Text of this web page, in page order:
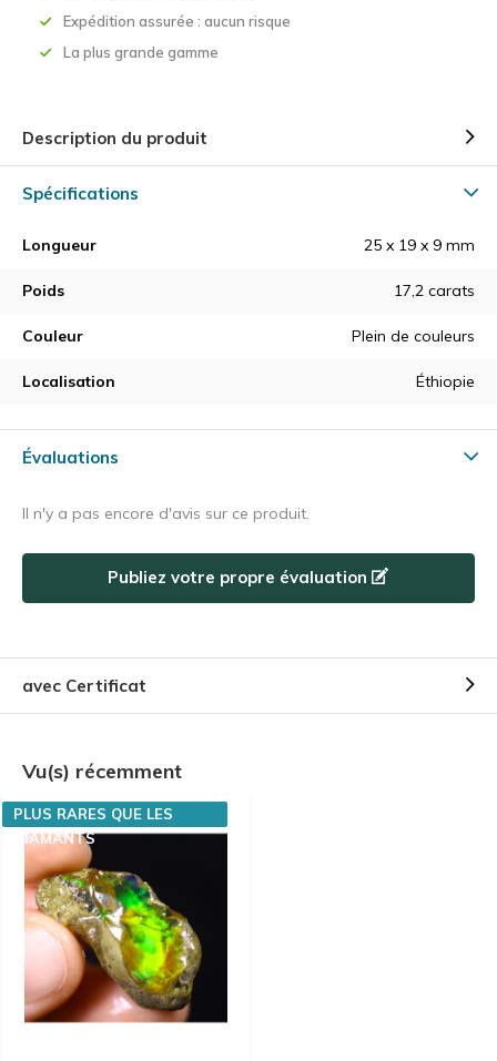
Expédition assurée : aucun risque
La plus grande gamme
Description du produit
Spécifications
Longueur 25 x 19 x 9 mm
Poids 17,2 carats
Couleur Plein de couleurs
Localisation Éthiopie
Évaluations
Il n'y a pas encore d'avis sur ce produit.
Publiez votre propre évaluation
avec Certificat
Vu(s) récemment
PLUS RARES QUE LES
DIAMANTS